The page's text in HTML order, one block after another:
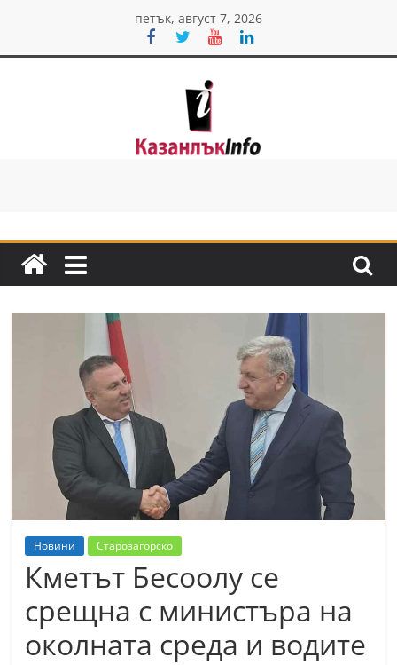
content
петък, август 7, 2026
Казанлък
Н
в
и
н
и
о
т
К
а
н
ъ
к
и
Новини Старозагорско
Кметът Бесоолу се
срещна с министъра на
околната среда и водите